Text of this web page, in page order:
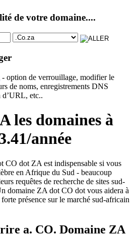
de votre domaine....
- option de verrouillage, modifier le
de noms, enregistrements DNS
d’URL, etc..
les domaines à
année
CO dot ZA est indispensable si vous
en Afrique du Sud - beaucoup
requêtes de recherche de sites sud-
domaine ZA dot CO dot vous aidera à
présence sur le marché sud-africain
a. CO. Domaine ZA